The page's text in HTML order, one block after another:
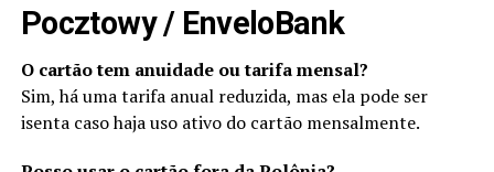
Pocztowy / EnveloBank
O cartão tem anuidade ou tarifa mensal?
Sim, há uma tarifa anual reduzida, mas ela pode ser
isenta caso haja uso ativo do cartão mensalmente.